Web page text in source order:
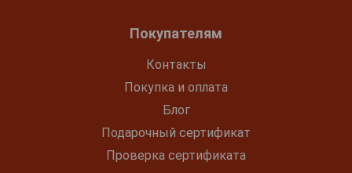
Покупателям
Контакты
Покупка и оплата
Блог
Подарочный сертификат
Проверка сертификата